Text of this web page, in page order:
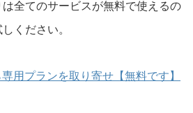
全てのサービスが無料で使えるの
ください。
用プランを取り寄せ【無料です】